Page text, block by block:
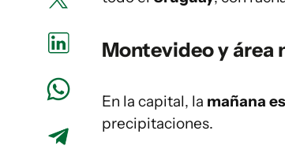
Montevideo y
En la capital, la mañana
precipitaciones.